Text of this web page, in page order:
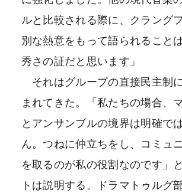
ルと比較される際に、クラング
別な熱意をもって語られること
秀さの証だと思います」
それはグループの直接民主制
まれてきた。「私たちの場合、
とアンサンブルの境界は明確で
ん。つねに仲立ちをし、コミュ
を取るのが私の役割なのです」
トは説明する。ドラマトゥルグ